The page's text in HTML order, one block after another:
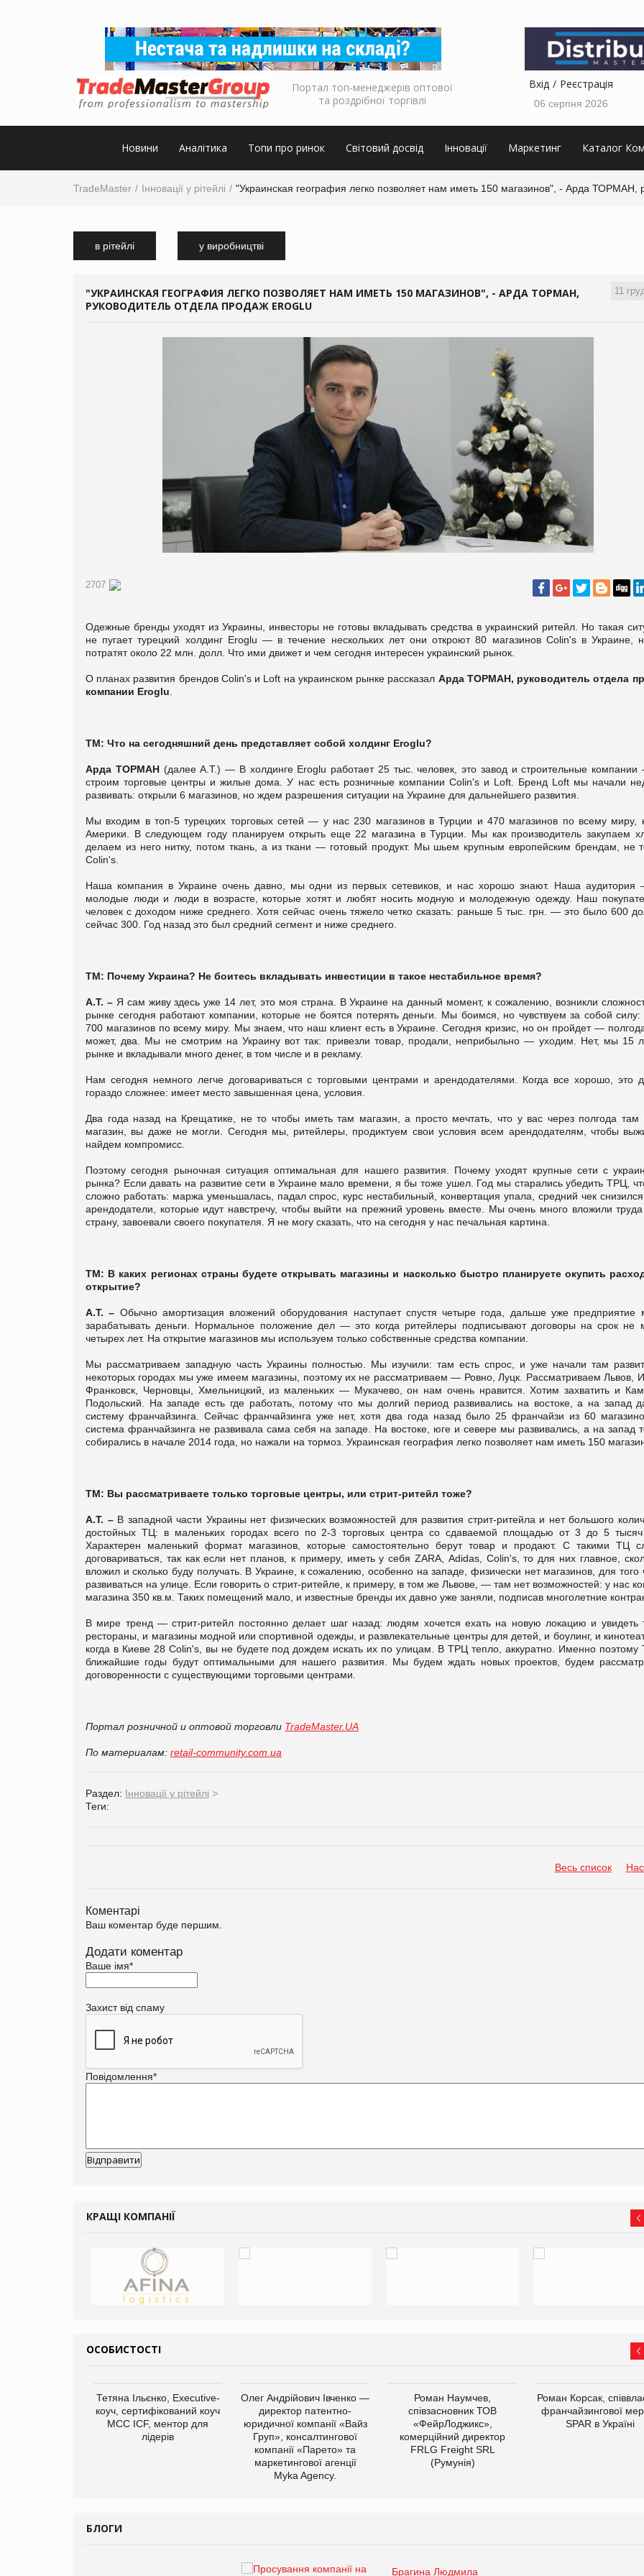
Портал топ-менеджерів оптової
та роздрібної торгівлі
Вхід Реєстрація
06 серпня 2026
Новини Аналітика Топи про ринок Світовий досвід Інновації Маркетинг Каталог
TradeMaster Інновації у рітейлі "Украинская география легко позволяет нам иметь 150 магазинов", - Арда ТОРМАН,
в рітейлі у виробництві
11
"УКРАИНСКАЯ ГЕОГРАФИЯ ЛЕГКО ПОЗВОЛЯЕТ НАМ ИМЕТЬ 150 МАГАЗИНОВ", - АРДА ТОРМАН,
РУКОВОДИТЕЛЬ ОТДЕЛА ПРОДАЖ EROGLU
2707
Одежные бренды уходят из Украины, инвесторы не готовы вкладывать средства в украинский ритейл. Но такая
не пугает турецкий холдинг Eroglu — в течение нескольких лет они откроют 80 магазинов Colin's в Украине,
потратят около 22 млн. долл. Что ими движет и чем сегодня интересен украинский рынок.
О планах развития брендов Colin's и Loft на украинском рынке рассказал Арда ТОРМАН, руководитель отдела
компании Eroglu
ТМ: Что на сегодняшний день представляет собой холдинг Eroglu?
Арда ТОРМАН(далее А.Т.) — В холдинге Erоglu работает 25 тыс. человек, это завод и строительные
строим торговые центры и жилые дома. У нас есть розничные компании Colin's и Loft. Бренд Loft мы начали
развивать: открыли 6 магазинов, но ждем разрешения ситуации на Украине для дальнейшего развития.
Мы входим в топ-5 турецких торговых сетей — у нас 230 магазинов в Турции и 470 магазинов по всему миру,
Америки. В следующем году планируем открыть еще 22 магазина в Турции. Мы как производитель закупаем
делаем из него нитку, потом ткань, а из ткани — готовый продукт. Мы шьем крупным европейским брендам, не
Colin's.
Наша компания в Украине очень давно, мы одни из первых сетевиков, и нас хорошо знают. Наша аудитория
молодые люди и люди в возрасте, которые хотят и любят носить модную и молодежную одежду. Наш
человек с доходом ниже среднего. Хотя сейчас очень тяжело четко сказать: раньше 5 тыс. грн. — это было 600
сейчас 300. Год назад это был средний сегмент и ниже среднего.
ТМ: Почему Украина? Не боитесь вкладывать инвестиции в такое нестабильное время?
А.Т. – Я сам живу здесь уже 14 лет, это моя страна. В Украине на данный момент, к сожалению, возникли
рынке сегодня работают компании, которые не боятся потерять деньги. Мы боимся, но чувствуем за собой силу:
700 магазинов по всему миру. Мы знаем, что наш клиент есть в Украине. Сегодня кризис, но он пройдет —
может, два. Мы не смотрим на Украину вот так: привезли товар, продали, неприбыльно — уходим. Нет, мы 15
рынке и вкладывали много денег, в том числе и в рекламу.
Нам сегодня немного легче договариваться с торговыми центрами и арендодателями. Когда все хорошо, это
гораздо сложнее: имеет место завышенная цена, условия.
Два года назад на Крещатике, не то чтобы иметь там магазин, а просто мечтать, что у вас через полгода там
магазин, вы даже не могли. Сегодня мы, ритейлеры, продиктуем свои условия всем арендодателям, чтобы
найдем компромисс.
Поэтому сегодня рыночная ситуация оптимальная для нашего развития. Почему уходят крупные сети с
рынка? Если давать на развитие сети в Украине мало времени, я бы тоже ушел. Год мы старались убедить ТРЦ,
сложно работать: маржа уменьшалась, падал спрос, курс нестабильный, конвертация упала, средний чек
арендодатели, которые идут навстречу, чтобы выйти на прежний уровень вместе. Мы очень много вложили труда
страну, завоевали своего покупателя. Я не могу сказать, что на сегодня у нас печальная картина.
ТМ: В каких регионах страны будете открывать магазины и насколько быстро планируете окупить
открытие?
А.Т. – Обычно амортизация вложений оборудования наступает спустя четыре года, дальше уже предприятие
зарабатывать деньги. Нормальное положение дел — это когда ритейлеры подписывают договоры на срок не
четырех лет. На открытие магазинов мы используем только собственные средства компании.
Мы рассматриваем западную часть Украины полностью. Мы изучили: там есть спрос, и уже начали там
некоторых городах мы уже имеем магазины, поэтому их не рассматриваем — Ровно, Луцк. Рассматриваем Львов,
Франковск, Черновцы, Хмельницкий, из маленьких — Мукачево, он нам очень нравится. Хотим захватить и
Подольский. На западе есть где работать, потому что мы долгий период развивались на востоке, а на запад
систему франчайзинга. Сейчас франчайзинга уже нет, хотя два года назад было 25 франчайзи из 60
система франчайзинга не развивала сама себя на западе. На востоке, юге и севере мы развивались, а на запад
собирались в начале 2014 года, но нажали на тормоз. Украинская география легко позволяет нам иметь 150
ТМ: Вы рассматриваете только торговые центры, или стрит-ритейл тоже?
А.Т. – В западной части Украины нет физических возможностей для развития стрит-ритейла и нет большого
достойных ТЦ: в маленьких городах всего по 2-3 торговых центра со сдаваемой площадью от 3 до 5 тысяч
Характерен маленький формат магазинов, которые самостоятельно берут товар и продают. С такими ТЦ
договариваться, так как если нет планов, к примеру, иметь у себя ZARА, Adidas, Colin's, то для них главное,
вложил и сколько буду получать. В Украине, к сожалению, особенно на западе, физически нет магазинов, для того
развиваться на улице. Если говорить о стрит-ритейле, к примеру, в том же Львове, — там нет возможностей: у нас
магазина 350 кв.м. Таких помещений мало, и известные бренды их давно уже заняли, подписав многолетние
В мире тренд — стрит-ритейл постоянно делает шаг назад: людям хочется ехать на новую локацию и увидеть
рестораны, и магазины модной или спортивной одежды, и развлекательные центры для детей, и боулинг, и
когда в Киеве 28 Colin's, вы не будете под дождем искать их по улицам. В ТРЦ тепло, аккуратно. Именно поэтому
ближайшие годы будут оптимальными для нашего развития. Мы будем ждать новых проектов, будем
договоренности с существующими торговыми центрами.
Портал розничной и оптовой торговли TradeMaster.UA
По материалам: retail-community.com.ua
Раздел: Інновації у рітейлі >
Теги:
Весь список
Коментарі
Ваш коментар буде першим.
Додати коментар
Ваше імя*
Захист від спаму
Повідомлення*
КРАЩІ КОМПАНІЇ
ОСОБИСТОСТІ
Тетяна Ільєнко, Executive-
коуч, сертифікований коуч
МСС ICF, ментор для
лідерів
Олег Андрійович Івченко —
директор патентно-
юридичної компанії «Вайз
Груп», консалтингової
компанії «Парето» та
маркетингової агенції
Myka Agency.
Роман Наумчев,
співзасновник ТОВ
«ФейрЛоджикс»,
комерційний директор
FRLG Freight SRL
(Румунія)
Роман Корсак,
франчайзингової
SPAR в Україні
БЛОГИ
Брагина Людмила